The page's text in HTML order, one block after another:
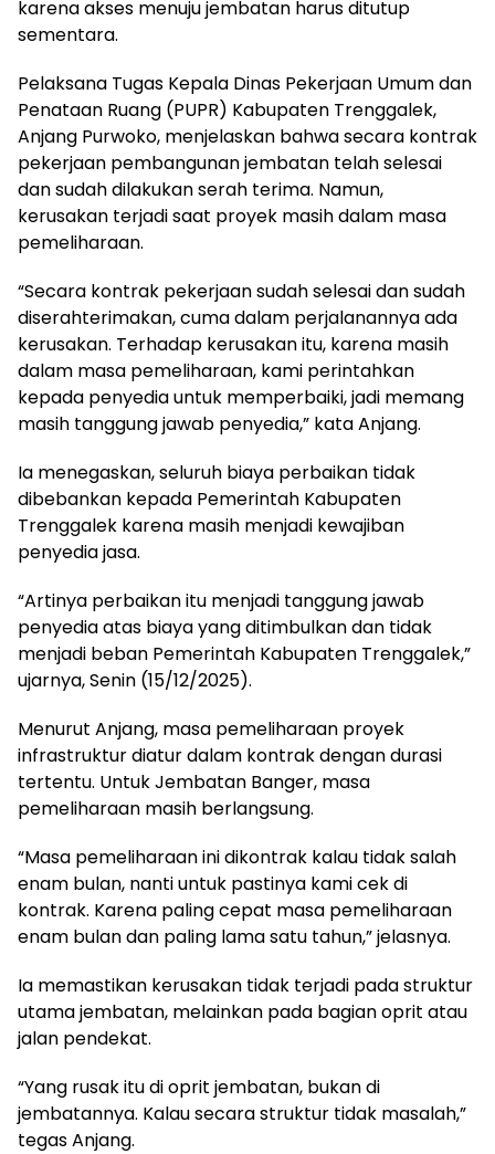
karena akses menuju jembatan harus ditutup
sementara.
Pelaksana Tugas Kepala Dinas Pekerjaan Umum dan
Penataan Ruang (PUPR) Kabupaten Trenggalek,
Anjang Purwoko, menjelaskan bahwa secara kontrak
pekerjaan pembangunan jembatan telah selesai
dan sudah dilakukan serah terima. Namun,
kerusakan terjadi saat proyek masih dalam masa
pemeliharaan.
“Secara kontrak pekerjaan sudah selesai dan sudah
diserahterimakan, cuma dalam perjalanannya ada
kerusakan. Terhadap kerusakan itu, karena masih
dalam masa pemeliharaan, kami perintahkan
kepada penyedia untuk memperbaiki, jadi memang
masih tanggung jawab penyedia,” kata Anjang.
Ia menegaskan, seluruh biaya perbaikan tidak
dibebankan kepada Pemerintah Kabupaten
Trenggalek karena masih menjadi kewajiban
penyedia jasa.
“Artinya perbaikan itu menjadi tanggung jawab
penyedia atas biaya yang ditimbulkan dan tidak
menjadi beban Pemerintah Kabupaten Trenggalek,”
ujarnya, Senin (15/12/2025).
Menurut Anjang, masa pemeliharaan proyek
infrastruktur diatur dalam kontrak dengan durasi
tertentu. Untuk Jembatan Banger, masa
pemeliharaan masih berlangsung.
“Masa pemeliharaan ini dikontrak kalau tidak salah
enam bulan, nanti untuk pastinya kami cek di
kontrak. Karena paling cepat masa pemeliharaan
enam bulan dan paling lama satu tahun,” jelasnya.
Ia memastikan kerusakan tidak terjadi pada struktur
utama jembatan, melainkan pada bagian oprit atau
jalan pendekat.
“Yang rusak itu di oprit jembatan, bukan di
jembatannya. Kalau secara struktur tidak masalah,”
tegas Anjang.